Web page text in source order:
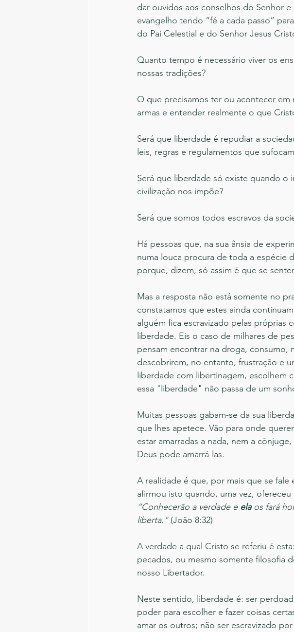
dar ouvidos aos conselhos do Senhor
evangelho tendo “fé a cada passo”
do Pai Celestial e do Senhor Jesus
Quanto tempo é necessário viver os
nossas tradições?
O que precisamos ter ou acontecer em
armas e entender realmente o que
Será que liberdade é repudiar a
leis, regras e regulamentos que
Será que liberdade só existe quando o
civilização nos impõe?
Será que somos todos escravos da
Há pessoas que, na sua ânsia de
numa louca procura de toda a espécie
porque, dizem, só assim é que se
Mas a resposta não está somente no
constatamos que estes ainda
alguém fica escravizado pelas próprias
liberdade. Eis o caso de milhares de
pensam encontrar na droga, consumo,
descobrirem, no entanto, frustração e
liberdade com libertinagem, escolhem
essa "liberdade" não passa de um
Muitas pessoas gabam-se da sua
que lhes apetece. Vão para onde
estar amarradas a nada, nem a
Deus pode amarrá-las.
A realidade é que, por mais que se
afirmou isto quando, uma vez,
“Conhecerão a verdade e ela os fará
liberta." (João 8:32)
A verdade a qual Cristo se referiu é
pecados, ou mesmo somente filosofia
nosso Libertador.
Neste sentido, liberdade é: ser
poder para escolher e fazer coisas
amar os outros; não ser escravizado